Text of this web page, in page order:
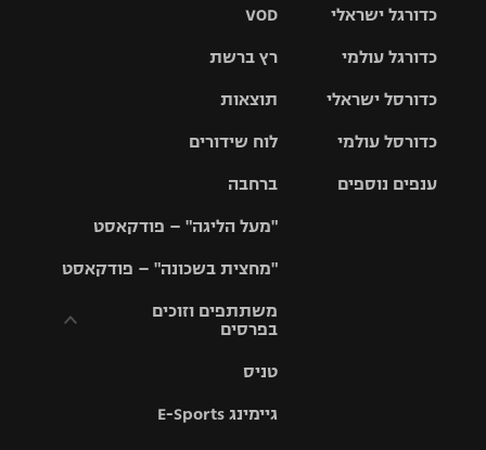
VOD
רץ ברשת
תוצאות
לוח שידורים
ברחבה
"מעל הליגה" – פודקאסט
"מחצית בשכונה" – פודקאסט
משתתפים וזוכים
בפרסים
וזוכים בפרסים
טניס
גיימינג E-Sports
כדורגל ישראלי
גביע הטוטו
כדורגל עולמי
האלופות
ליגה
כדורסל ישראלי
סל
כדורסל עולמי
ענפים נוספים